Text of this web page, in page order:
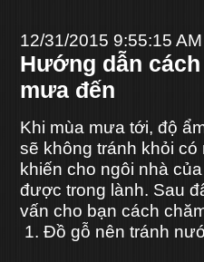
12/31/2015 9:55:15 AM
Hướng dẫn
mưa đến
Khi mùa mưa tới, độ
sẽ không tránh khỏi
khiến cho ngôi nhà
được trong lành. Sau
vấn cho bạn cách
1. Đồ gỗ nên tránh